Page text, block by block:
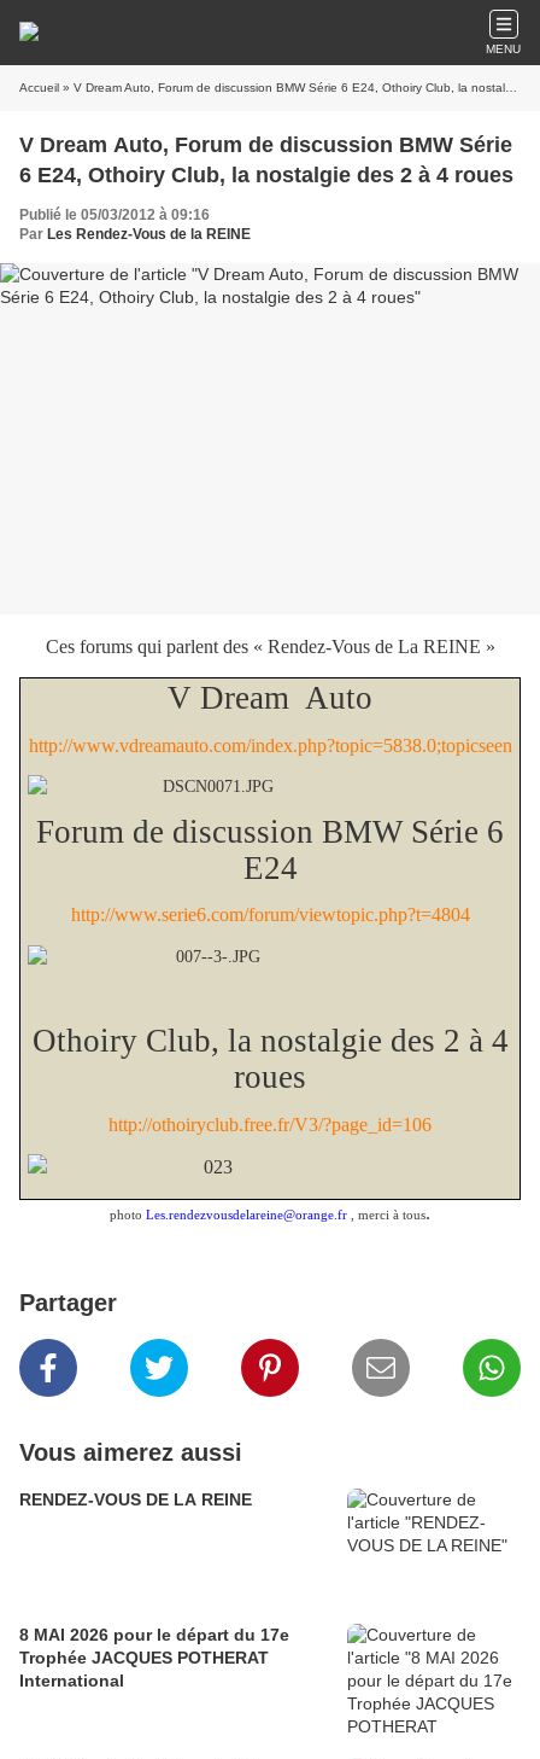
MENU
Accueil » V Dream Auto, Forum de discussion BMW Série 6 E24, Othoiry Club, la nostalgie des 2 à 4 roues
V Dream Auto, Forum de discussion BMW Série
6 E24, Othoiry Club, la nostalgie des 2 à 4 roues
Publié le 05/03/2012 à 09:16
Par Les Rendez-Vous de la REINE
Ces forums qui parlent des « Rendez-Vous de La REINE »
V Dream Auto
http://www.vdreamauto.com/index.php?topic=5838.0;topicseen
Forum de discussion BMW Série 6
E24
http://www.serie6.com/forum/viewtopic.php?t=4804
Othoiry Club, la nostalgie des 2 à 4
roues
http://othoiryclub.free.fr/V3/?page_id=106
photo Les.rendezvousdelareine@orange.fr , merci à tous.
Partager
Vous aimerez aussi
RENDEZ-VOUS DE LA REINE
8 MAI 2026 pour le départ du 17e
Trophée JACQUES POTHERAT
International